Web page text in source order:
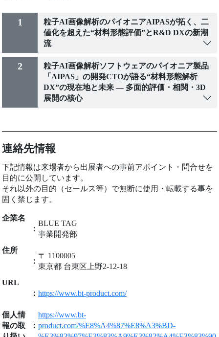
1
粒子AI画像解析のパイオニアAIPASが拓く、二
値化を超えた“材料形態評価”とR&D DXの新潮
流
2
粒子AI画像解析ソフトウェアのパイオニア製品
「AIPAS」の開発CTOが語る“材料形態解析
DX”の現在地と未来 ― 多面的評価・相関・3D
展開の核心
連絡先情報
下記情報は来場者から出展者への事前アポイント・問合せを
目的に公開しています。
それ以外の目的（セールス等）で無断に使用・転載する事を
固く禁じます。
企業名
：
BLUE TAG
事業開発部
住所
：
〒 1100005
東京都 台東区上野2-12-18
URL
： https://www.bt-product.com/
個人情
報の取
：
https://www.bt-
product.com/%E8%A4%87%E8%A3%BD-